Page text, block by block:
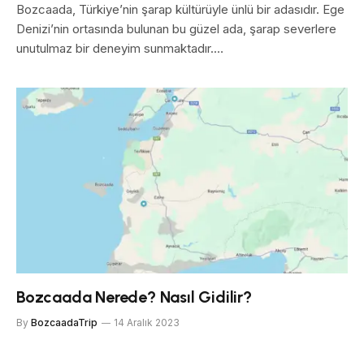
Bozcaada, Türkiye’nin şarap kültürüyle ünlü bir adasıdır. Ege
Denizi’nin ortasında bulunan bu güzel ada, şarap severlere
unutulmaz bir deneyim sunmaktadır.…
Bozcaada Nerede? Nasıl Gidilir?
By BozcaadaTrip 14 Aralık 2023